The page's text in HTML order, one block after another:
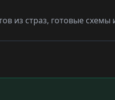
из страз, готовые